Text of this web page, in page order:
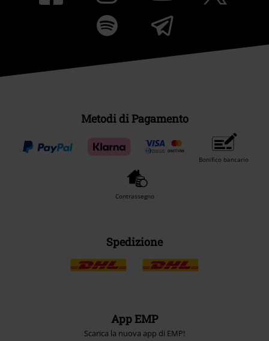
Metodi di Pagamento
Bonifico bancario
Contrassegno
Spedizione
App EMP
Scarica la nuova app di EMP!